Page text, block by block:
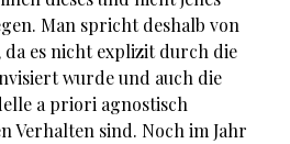
Man spricht deshalb von
es nicht explizit durch die
wurde und auch die
a priori agnostisch
Verhalten sind. Noch im Jahr